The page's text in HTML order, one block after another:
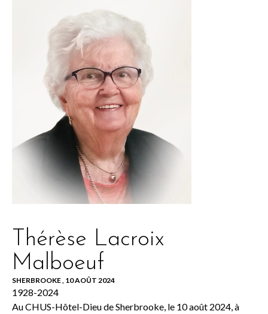
Thérèse Lacroix
Malboeuf
SHERBROOKE , 10 AOÛT 2024
1928-2024
Au CHUS-Hôtel-Dieu de Sherbrooke, le 10 août 2024, à